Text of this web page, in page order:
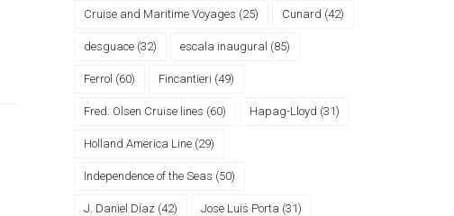
Cruise and Maritime Voyages (25) Cunard (42)
desguace (32) escala inaugural (85)
Ferrol (60) Fincantieri (49)
Fred. Olsen Cruise lines (60) Hapag-Lloyd (31)
Holland America Line (29)
Independence of the Seas (50)
J. Daniel Díaz (42) Jose Luis Porta (31)